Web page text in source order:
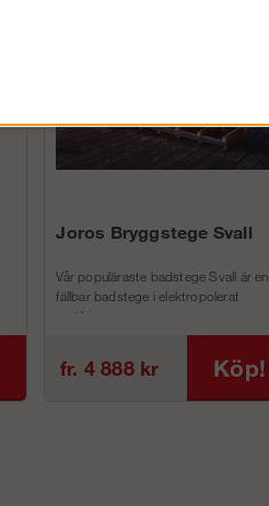
Joros Bryggstege Svall
Vår populäraste badstege Svall är en
fällbar badstege i elektropolerat
rostfri...
fr. 4 888 kr Köp!